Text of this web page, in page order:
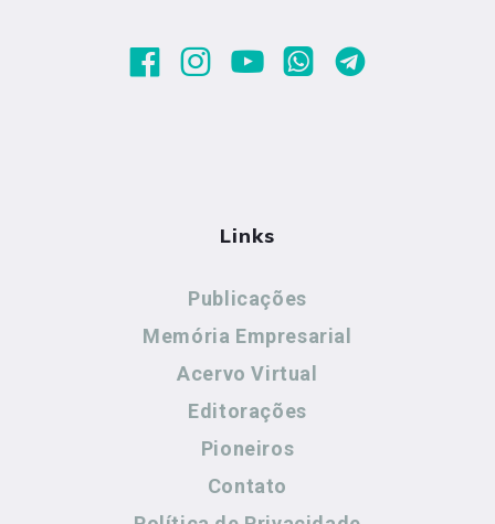
Links
Publicações
Memória Empresarial
Acervo Virtual
Editorações
Pioneiros
Contato